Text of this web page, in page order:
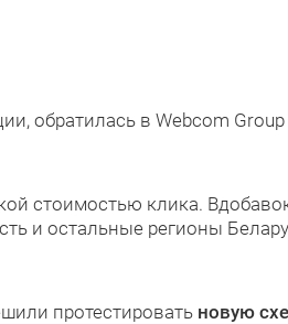
обратилась в Webcom
стоимостью клика.
и остальные регионы
протестировать новую